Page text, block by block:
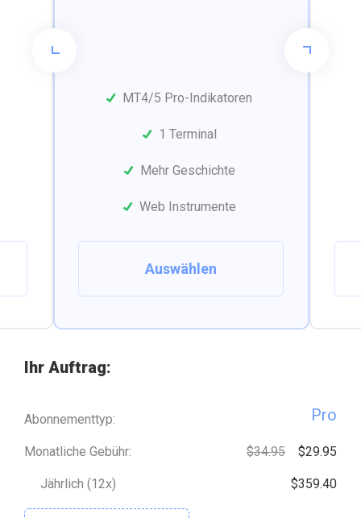
MT4/5 Pro-Indikatoren
1 Terminal
Mehr Geschichte
Web Instrumente
Auswählen
Ihr Auftrag:
Abonnementtyp: Pro
$34.95 $29.95
Monatliche Gebühr:
$359.40
Jährlich (12x)